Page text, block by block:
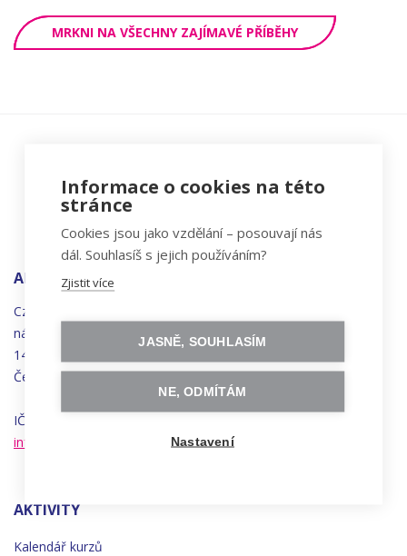
MRKNI NA VŠECHNY ZAJÍMAVÉ PŘÍBĚHY
ADRESA
Czechitas, z.ú.
náměstí
Synků 1748/17
140 00 Praha 4 - Nusle
Česká republika
IČO 22834958 | DIČ CZ22834958
info@czechitas.cz
AKTIVITY
Kalendář kurzů
Informace o cookies na této
stránce
Cookies jsou jako vzdělání – posouvají nás
dál. Souhlasíš s jejich používáním?
Zjistit více
JASNĚ, SOUHLASÍM
NE, ODMÍTÁM
Nastavení